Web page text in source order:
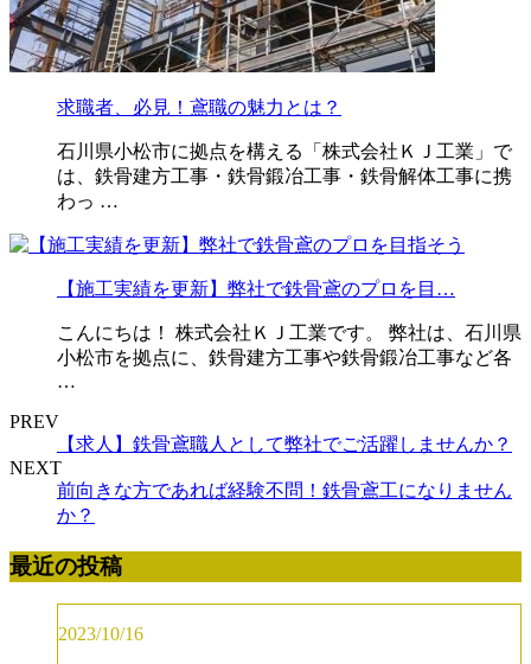
求職者、必見！鳶職の魅力とは？
石川県小松市に拠点を構える「株式会社ＫＪ工業」で
は、鉄骨建方工事・鉄骨鍛冶工事・鉄骨解体工事に携
わっ …
【施工実績を更新】弊社で鉄骨鳶のプロを目…
こんにちは！ 株式会社ＫＪ工業です。 弊社は、石川県
小松市を拠点に、鉄骨建方工事や鉄骨鍛冶工事など各
…
PREV
【求人】鉄骨鳶職人として弊社でご活躍しませんか？
NEXT
前向きな方であれば経験不問！鉄骨鳶工になりません
か？
最近の投稿
2023/10/16